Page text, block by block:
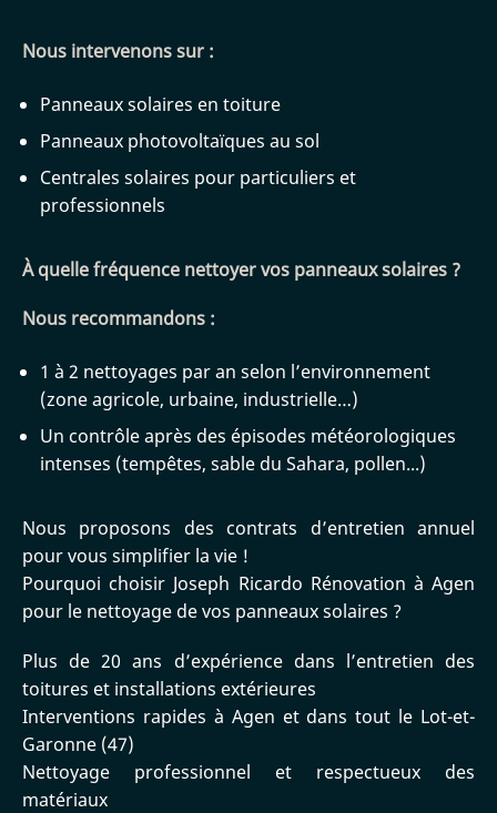
Nous intervenons sur :
Panneaux solaires en toiture
Panneaux photovoltaïques au sol
Centrales solaires pour particuliers et
professionnels
À quelle fréquence nettoyer vos panneaux solaires ?
Nous recommandons :
1 à 2 nettoyages par an selon l’environnement
(zone agricole, urbaine, industrielle…)
Un contrôle après des épisodes météorologiques
intenses (tempêtes, sable du Sahara, pollen...)
Nous proposons des contrats d’entretien annuel
pour vous simplifier la vie !
Pourquoi choisir Joseph Ricardo Rénovation à Agen
pour le nettoyage de vos panneaux solaires ?
Plus de 20 ans d’expérience dans l’entretien des
toitures et installations extérieures
Interventions rapides à Agen et dans tout le Lot-et-
Garonne (47)
Nettoyage professionnel et respectueux des
matériaux